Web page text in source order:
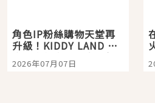
角色IP粉絲購物天堂再
升級！KIDDY LAND 原
宿店吉伊卡哇迎客，新
開幕 OMOKADO 店3分
2026年07月07日